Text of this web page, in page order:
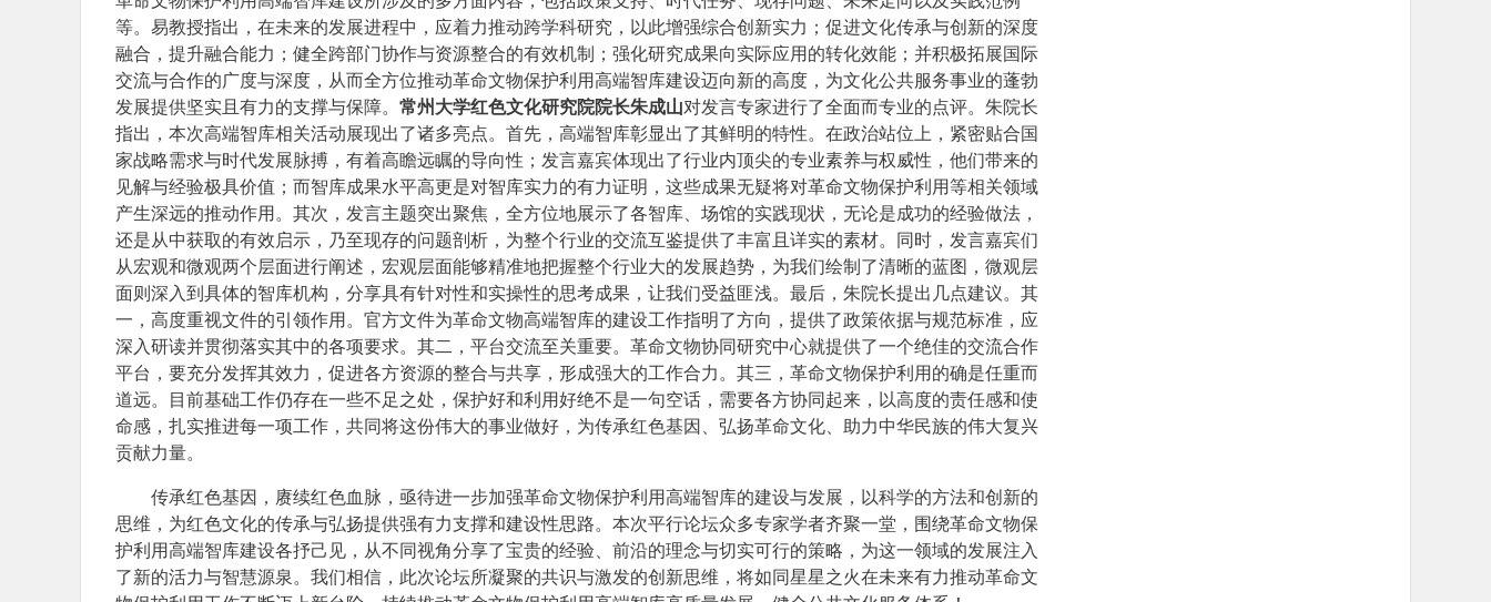
等。易教授指出，在未来的发展进程中，应着力推动跨学科研究，以此增强综合创新实力；促进文化传承与创新的深度
融合，提升融合能力；健全跨部门协作与资源整合的有效机制；强化研究成果向实际应用的转化效能；并积极拓展国际
交流与合作的广度与深度，从而全方位推动革命文物保护利用高端智库建设迈向新的高度，为文化公共服务事业的蓬勃
发展提供坚实且有力的支撑与保障。 常州大学红色文化研究院院长朱成山对发言专家进行了全面而专业的点评。朱院长
指出，本次高端智库相关活动展现出了诸多亮点。首先，高端智库彰显出了其鲜明的特性。在政治站位上，紧密贴合国
家战略需求与时代发展脉搏，有着高瞻远瞩的导向性；发言嘉宾体现出了行业内顶尖的专业素养与权威性，他们带来的
见解与经验极具价值；而智库成果水平高更是对智库实力的有力证明，这些成果无疑将对革命文物保护利用等相关领域
产生深远的推动作用。其次，发言主题突出聚焦，全方位地展示了各智库、场馆的实践现状，无论是成功的经验做法，
还是从中获取的有效启示，乃至现存的问题剖析，为整个行业的交流互鉴提供了丰富且详实的素材。同时，发言嘉宾们
从宏观和微观两个层面进行阐述，宏观层面能够精准地把握整个行业大的发展趋势，为我们绘制了清晰的蓝图，微观层
面则深入到具体的智库机构，分享具有针对性和实操性的思考成果，让我们受益匪浅。最后，朱院长提出几点建议。其
一，高度重视文件的引领作用。官方文件为革命文物高端智库的建设工作指明了方向，提供了政策依据与规范标准，应
深入研读并贯彻落实其中的各项要求。其二，平台交流至关重要。革命文物协同研究中心就提供了一个绝佳的交流合作
平台，要充分发挥其效力，促进各方资源的整合与共享，形成强大的工作合力。其三，革命文物保护利用的确是任重而
道远。目前基础工作仍存在一些不足之处，保护好和利用好绝不是一句空话，需要各方协同起来，以高度的责任感和使
命感，扎实推进每一项工作，共同将这份伟大的事业做好，为传承红色基因、弘扬革命文化、助力中华民族的伟大复兴
贡献力量。
传承红色基因，赓续红色血脉，亟待进一步加强革命文物保护利用高端智库的建设与发展，以科学的方法和创新的
思维，为红色文化的传承与弘扬提供强有力支撑和建设性思路。本次平行论坛众多专家学者齐聚一堂，围绕革命文物保
护利用高端智库建设各抒己见，从不同视角分享了宝贵的经验、前沿的理念与切实可行的策略，为这一领域的发展注入
了新的活力与智慧源泉。我们相信，此次论坛所凝聚的共识与激发的创新思维，将如同星星之火在未来有力推动革命文